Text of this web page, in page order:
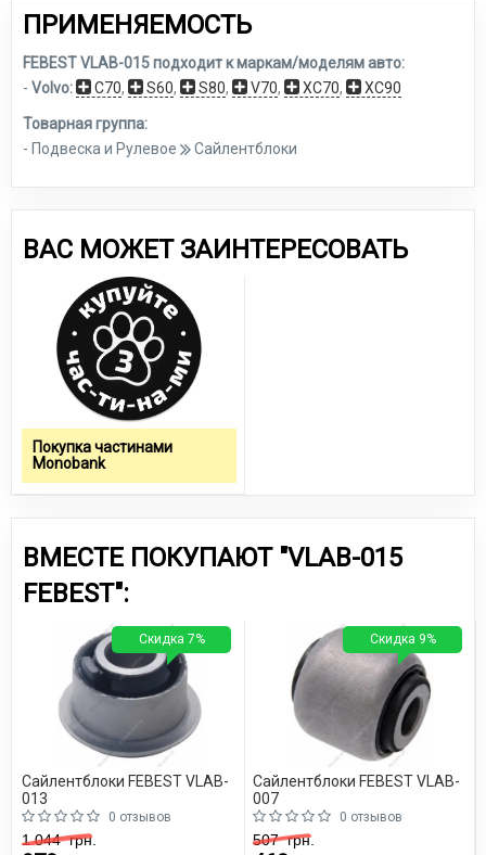
ПРИМЕНЯЕМОСТЬ
FEBEST VLAB-015 подходит к маркам/моделям авто:
- Volvo: C70, S60, S80, V70, XC70, XC90
Товарная группа:
- Подвеска и Рулевое
Сайлентблоки
ВАС МОЖЕТ ЗАИНТЕРЕСОВАТЬ
Покупка частинами
Monobank
ВМЕСТЕ ПОКУПАЮТ "VLAB-015
FEBEST":
Сайлентблоки FEBEST VLAB-
013
0 отзывов
1 044грн.
Скидка 7%
Сайлентблоки FEBEST VLAB-
007
0 отзывов
507грн.
Скидка 9%